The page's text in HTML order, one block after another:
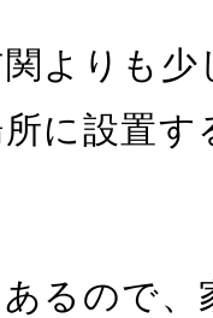
よりも
に設置
るので、